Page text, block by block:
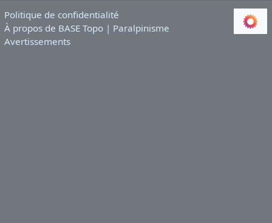
Politique de confidentialité
À propos de BASE Topo | Paralpinisme
Avertissements